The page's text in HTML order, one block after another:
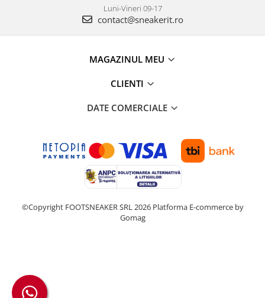
Luni-Vineri 09-17
contact@sneakerit.ro
MAGAZINUL MEU
CLIENTI
DATE COMERCIALE
©Copyright FOOTSNEAKER SRL 2026 Platforma E-commerce by
Gomag